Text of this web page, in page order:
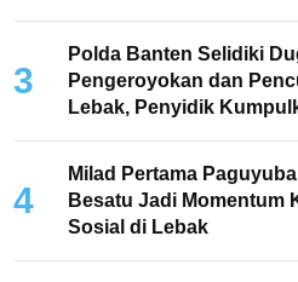
3
Polda Banten Selidiki
Pengeroyokan dan
Lebak, Penyidik
4
Milad Pertama
Besatu Jadi Momentum
Sosial di Lebak